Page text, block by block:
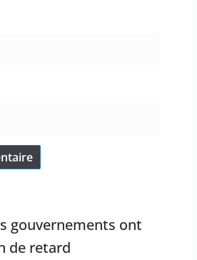
gouvernements ont
de retard